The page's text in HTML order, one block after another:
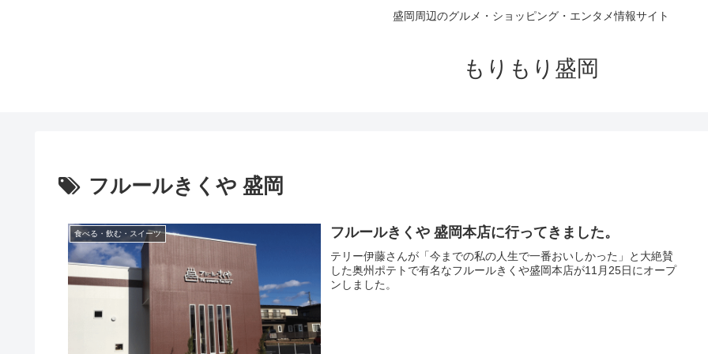
盛岡周辺のグルメ・ショッピング・エンタメ情報サイト
もりもり盛岡
フルールきくや 盛岡
食べる・飲む・スイーツ フルールきくや 盛岡本店に行ってきました。
テリー伊藤さんが「今までの私の人生で一番おいしかった」と大絶賛
した奥州ポテトで有名なフルールきくや盛岡本店が11月25日にオープ
ンしました。